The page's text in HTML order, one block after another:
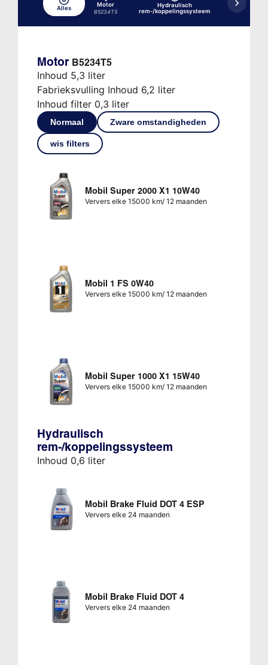
Alles
Motor
B5234T5
Hydraulisch
rem-/koppelingssysteem
Koelsysteem
Motor B5234T5
Inhoud 5,3 liter
Fabrieksvulling Inhoud 6,2 liter
Inhoud filter 0,3 liter
Normaal Zware omstandigheden
wis filters
Mobil Super 2000 X1 10W40
Ververs elke 15000 km/ 12 maanden
Mobil 1 FS 0W40
Ververs elke 15000 km/ 12 maanden
Mobil Super 1000 X1 15W40
Ververs elke 15000 km/ 12 maanden
Hydraulisch
rem-/koppelingssysteem
Inhoud 0,6 liter
Mobil Brake Fluid DOT 4 ESP
Ververs elke 24 maanden
Mobil Brake Fluid DOT 4
Ververs elke 24 maanden